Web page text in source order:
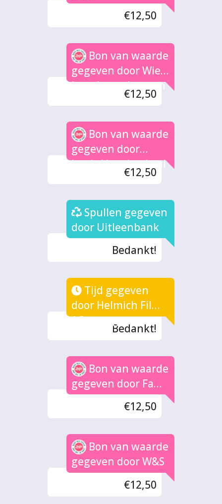
€12,50
Bon van waarde
gegeven door Wies
hoogkamp beenen
€12,50
Bon van waarde
gegeven door
Jessie Van den brul
€12,50
Spullen gegeven
door Uitleenbank
Bedankt!
Tijd gegeven
door Helmich Films
/ Campagne
Bedankt!
Bon van waarde
gegeven door Fam.
de Boer
€12,50
Bon van waarde
gegeven door W&S
€12,50